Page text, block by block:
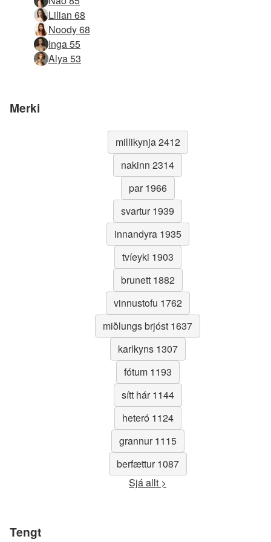
Lilian 68
Noody 68
Inga 55
Alya 53
Merki
millikynja 2412
nakinn 2314
par 1966
svartur 1939
innandyra 1935
tvíeyki 1903
brunett 1882
vinnustofu 1762
miðlungs brjóst 1637
karlkyns 1307
fótum 1193
sítt hár 1144
heteró 1124
grannur 1115
berfættur 1087
Sjá allt >
Tengt